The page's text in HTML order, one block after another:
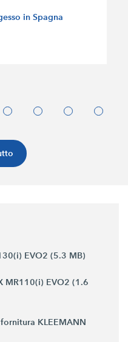
in Spagna
EVO2 (5.3 MB)
MR110(i) EVO2 (1.6
KLEEMANN